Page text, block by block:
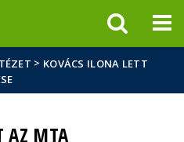
> KOVÁCS ILONA LETT
AZ MTA